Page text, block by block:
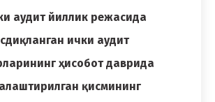
аудит йиллик режасида
ички аудит
ҳисобот даврида
қисмининг